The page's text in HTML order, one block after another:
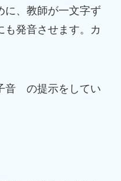
に、教師が一文字ず
も発音させます。カ
音 の提示をしてい